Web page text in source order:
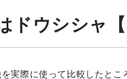
ドウシシャ【
実際に使って比較したとこ